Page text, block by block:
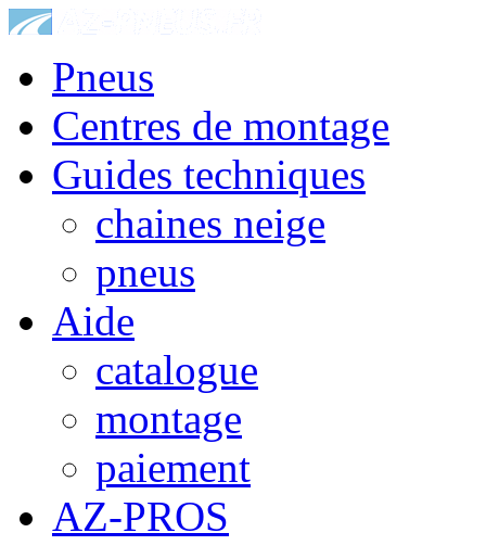
Pneus
Centres de montage
Guides techniques
chaines neige
pneus
Aide
catalogue
montage
paiement
AZ-PROS